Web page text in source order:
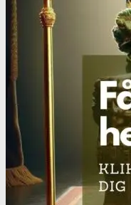
Ketamin renhedstest
MCPP
MCPP test
Opiater
Opiater renhedstest
THC/Cannabinoider
THC test